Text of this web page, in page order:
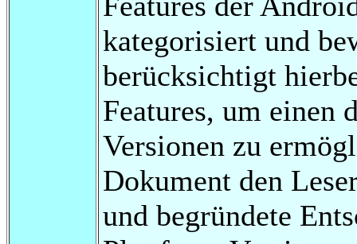
kategorisiert und
berücksichtigt
Features, um einen
Versionen zu
Dokument den
und begründete